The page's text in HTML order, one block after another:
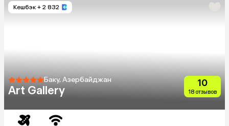
Кешбэк + 2 832
Баку, Азербайджан
Art Gallery
10
18 отзывов